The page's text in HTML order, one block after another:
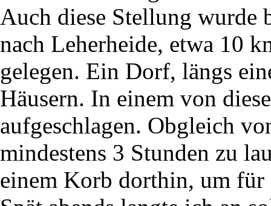
Auch diese Stellung wurde
nach Leherheide, etwa 10
gelegen. Ein Dorf, längs
Häusern. In einem von
aufgeschlagen. Obgleich
mindestens 3 Stunden zu
einem Korb dorthin, um